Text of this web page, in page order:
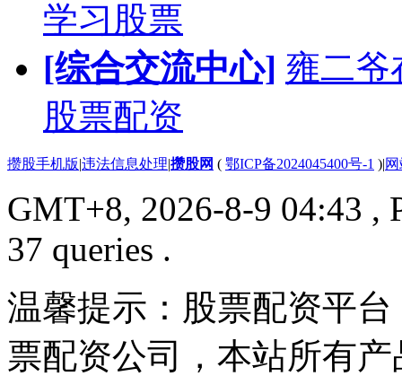
学习股票
[综合交流中心] 雍二爷
股票配资
攒股手机版|违法信息处理|攒股网 ( 鄂ICP备2024045400号-1 )|
GMT+8, 2026-8-9 04:43 ,
37 queries .
温馨提示：股票配资平
票配资公司，本站所有